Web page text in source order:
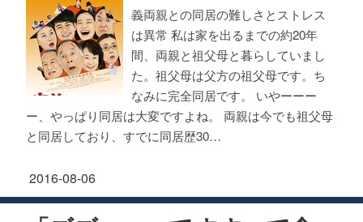
義両親との同居の難しさとストレス
は異常 私は家を出るまでの約20年
間、両親と祖父母と暮らしていまし
た。祖父母は父方の祖父母です。ち
なみに完全同居です。 いやーーー
ー、やっぱり同居は大変ですよね。 両親は今でも祖父母
と同居しており、すでに同居歴30…
2016-08-06